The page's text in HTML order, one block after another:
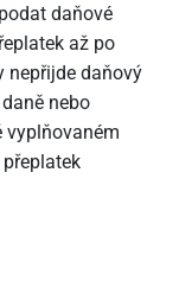
daňové
až po
nepřijde daňový
nebo
vyplňovaném